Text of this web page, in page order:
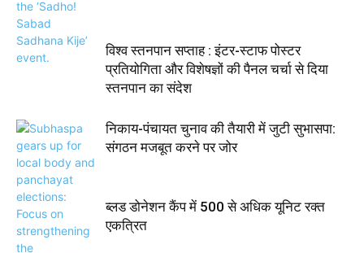
विश्व स्तनपान सप्ताह : इंटर-स्टाफ पोस्टर
प्रतियोगिता और विशेषज्ञों की पैनल चर्चा से दिया
स्तनपान का संदेश
निकाय-पंचायत चुनाव की तैयारी में जुटी सुभासपा:
संगठन मजबूत करने पर जोर
ब्लड डोनेशन कैंप में 500 से अधिक यूनिट रक्त
एकत्रित